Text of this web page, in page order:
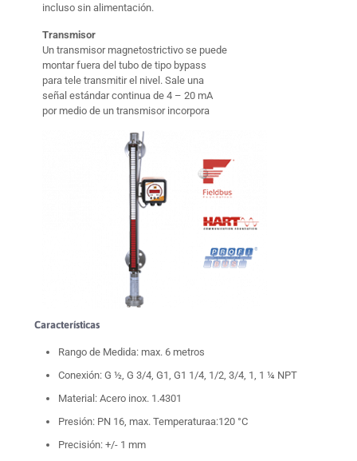
incluso sin alimentación.
Transmisor
Un transmisor magnetostrictivo se puede
montar fuera del tubo de tipo bypass
para tele transmitir el nivel. Sale una
señal estándar continua de 4 – 20 mA
por medio de un transmisor incorpora
Características
Rango de Medida: max. 6 metros
Conexión: G ½, G 3/4, G1, G1 1/4, 1/2, 3/4, 1, 1 ¼ NPT
Material: Acero inox. 1.4301
Presión: PN 16, max. Temperaturaa:120 °C
Precisión: +/- 1 mm